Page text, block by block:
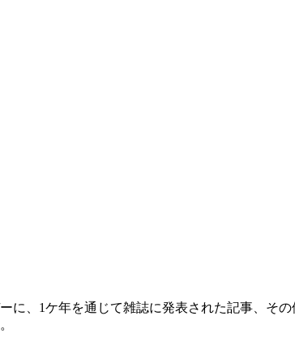
に、1ケ年を通じて雑誌に発表された記事、そ
。